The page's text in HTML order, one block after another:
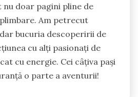
nu doar pagini pline de
Am petrecut
bucuria descoperirii de
cu alți pasionați de
cu energie. Cei câțiva pași
o parte a aventurii!